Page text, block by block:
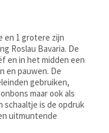
en 1 grotere zijn
Roslau Bavaria. De
en in het midden een
en pauwen. De
gebruiken,
maar ook als
is de opdruk
uitmuntende